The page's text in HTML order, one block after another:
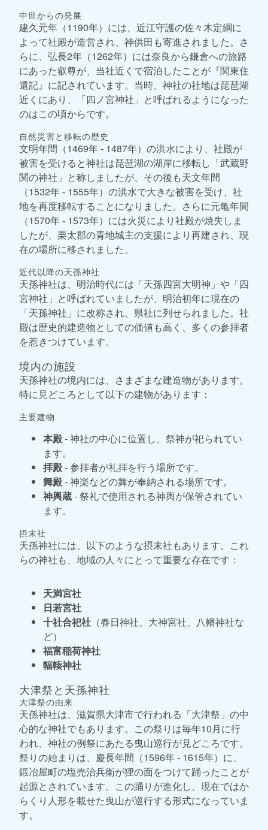
中世からの発展
建久元年（1190年）には、近江守護の佐々木定綱に
よって社殿が造営され、神供田も寄進されました。さ
らに、弘長2年（1262年）には奈良から鎌倉への旅路
にあった叡尊が、当社近くで宿泊したことが『関東住
還記』に記されています。当時、神社の社地は琵琶湖
近くにあり、「四ノ宮神社」と呼ばれるようになった
のはこの頃からです。
自然災害と移転の歴史
文明年間（1469年 - 1487年）の洪水により、社殿が
被害を受けると神社は琵琶湖の湖岸に移転し「武蔵野
関の神社」と称しましたが、その後も天文年間
（1532年 - 1555年）の洪水で大きな被害を受け、社
地を再度移転することになりました。さらに元亀年間
（1570年 - 1573年）には火災により社殿が焼失しま
したが、栗太郡の青地城主の支援により再建され、現
在の場所に移されました。
近代以降の天孫神社
天孫神社は、明治時代には「天孫四宮大明神」や「四
宮神社」と呼ばれていましたが、明治初年に現在の
「天孫神社」に改称され、県社に列せられました。社
殿は歴史的建造物としての価値も高く、多くの参拝者
を惹きつけています。
境内の施設
天孫神社の境内には、さまざまな建造物があります。
特に見どころとして以下の建物があります：
主要建物
本殿- 神社の中心に位置し、祭神が祀られてい
ます。
拝殿- 参拝者が礼拝を行う場所です。
舞殿- 神楽などの舞が奉納される場所です。
神輿蔵- 祭礼で使用される神輿が保管されてい
ます。
摂末社
天孫神社には、以下のような摂末社もあります。これ
らの神社も、地域の人々にとって重要な存在です：
天満宮社
日若宮社
十社合祀社 （春日神社、大神宮社、八幡神社な
ど）
福富稲荷神社
輻輳神社
大津祭と天孫神社
大津祭の由来
天孫神社は、滋賀県大津市で行われる「大津祭」の中
心的な神社でもあります。この祭りは毎年10月に行
われ、神社の例祭にあたる曳山巡行が見どころです。
祭りの始まりは、慶長年間（1596年 - 1615年）に、
鍛冶屋町の塩売治兵衛が狸の面をつけて踊ったことが
起源とされています。この踊りが進化し、現在ではか
らくり人形を載せた曳山が巡行する形式になっていま
す。